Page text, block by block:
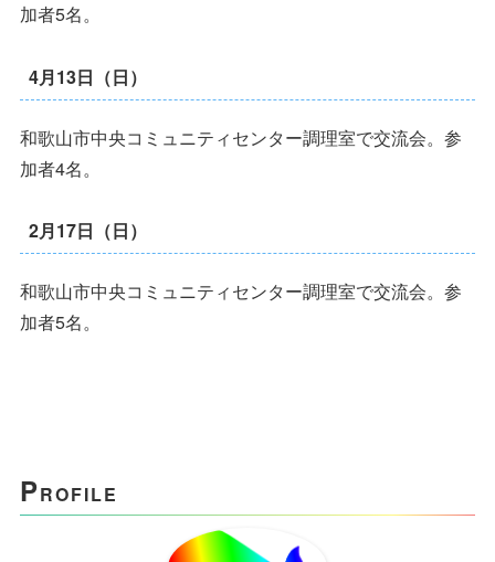
加者5名。
4月13日（日）
和歌山市中央コミュニティセンター調理室で交流会。参
加者4名。
2月17日（日）
和歌山市中央コミュニティセンター調理室で交流会。参
加者5名。
PROFILE